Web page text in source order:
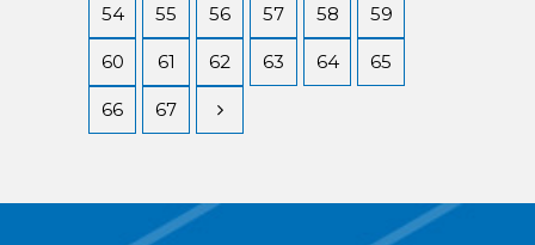
54 55 56 57 58 59
60 61 62 63 64 65
66 67